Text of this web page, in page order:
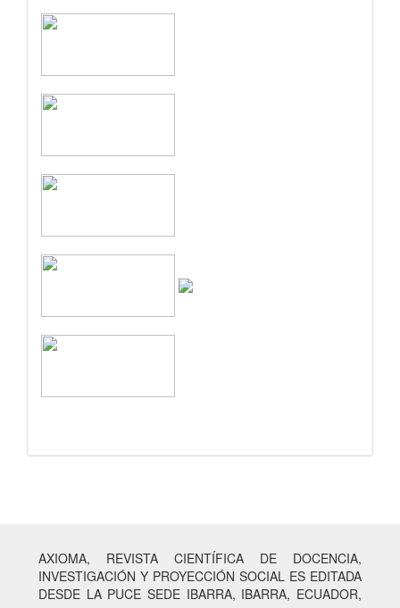
AXIOMA, REVISTA CIENTÍFICA DE DOCENCIA,
INVESTIGACIÓN Y PROYECCIÓN SOCIAL ES EDITADA
DESDE LA PUCE SEDE IBARRA, IBARRA, ECUADOR,